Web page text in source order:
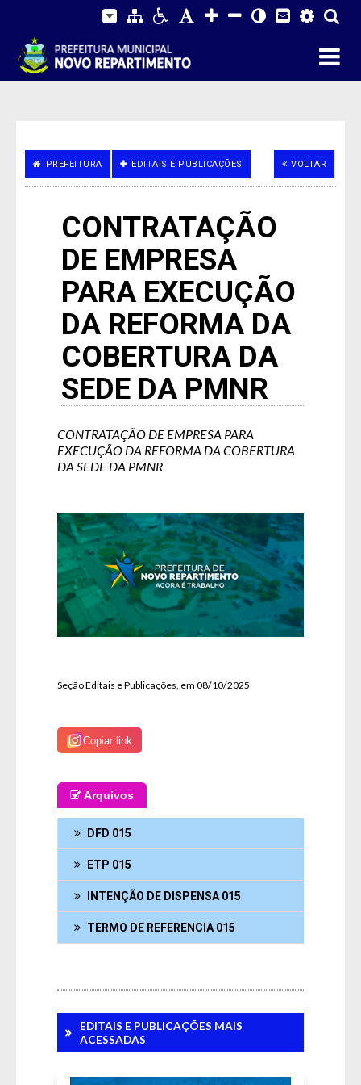
PREFEITURA EDITAIS E PUBLICAÇÕES VOLTAR
CONTRATAÇÃO
DE EMPRESA
PARA EXECUÇÃO
DA REFORMA DA
COBERTURA DA
SEDE DA PMNR
CONTRATAÇÃO DE EMPRESA PARA
EXECUÇÃO DA REFORMA DA COBERTURA
DA SEDE DA PMNR
Seção Editais e Publicações, em 08/10/2025
Copiar link
Arquivos
DFD 015
ETP 015
INTENÇÃO DE DISPENSA 015
TERMO DE REFERENCIA 015
EDITAIS E PUBLICAÇÕES MAIS
ACESSADASFale Conosco